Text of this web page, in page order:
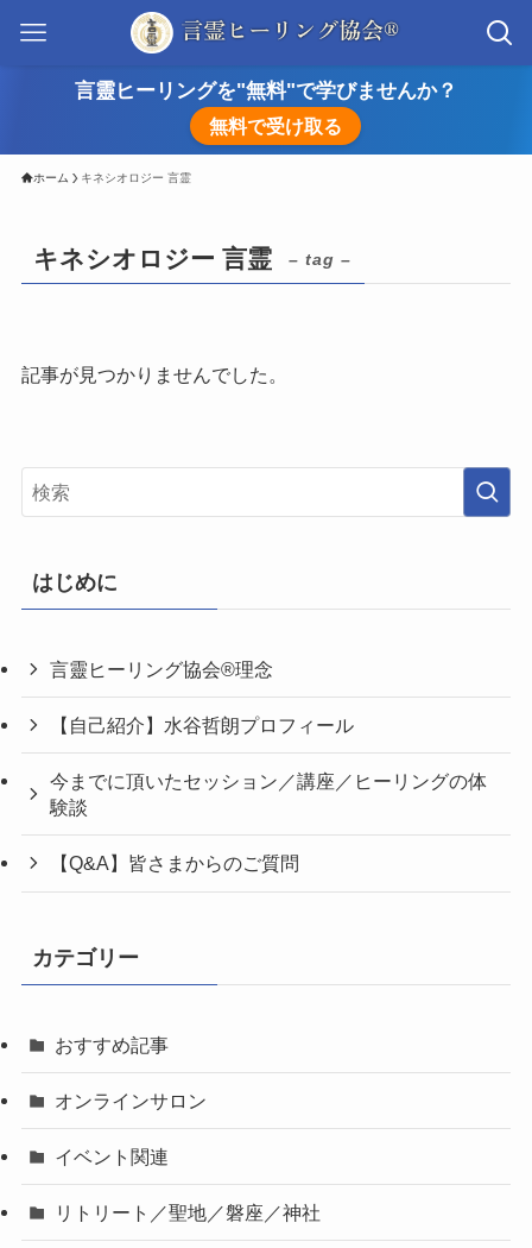
言靈ヒーリングを"無料"で学びませんか？
無料で受け取る
ホーム キネシオロジー 言霊
キネシオロジー 言霊 – tag –
記事が見つかりませんでした。
はじめに
言靈ヒーリング協会®理念
【自己紹介】水谷哲朗プロフィール
今までに頂いたセッション／講座／ヒーリングの体
験談
【Q&A】皆さまからのご質問
カテゴリー
おすすめ記事
オンラインサロン
イベント関連
リトリート／聖地／磐座／神社